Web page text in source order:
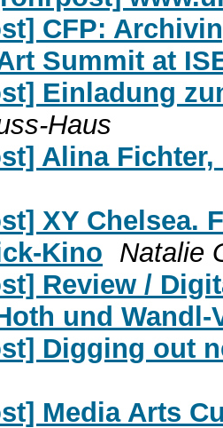
CFP:
Summit at
Einladung
Haus
Alina Fichter,
XY Chelsea.
Kino Natalie
Review /
und Wandl-
Digging out
Media Arts